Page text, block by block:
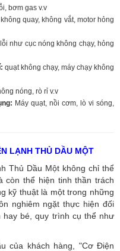
bơm gas v.v
quay, không vắt, motor hỏng
như cục nóng không chạy, hỏng
quạt không chạy, máy chạy không
nóng, rò rỉ v.v
Máy quạt, nồi cơm, lò vi sóng,
LẠNH THỦ DẦU MỘT
Thủ Dầu Một không chỉ thể
còn thể hiện tinh thần trách
kỹ thuật là một trong những
nghiêm ngặt thực hiện đối
bé, quy trình cụ thể như
của khách hàng, "Cơ Điện